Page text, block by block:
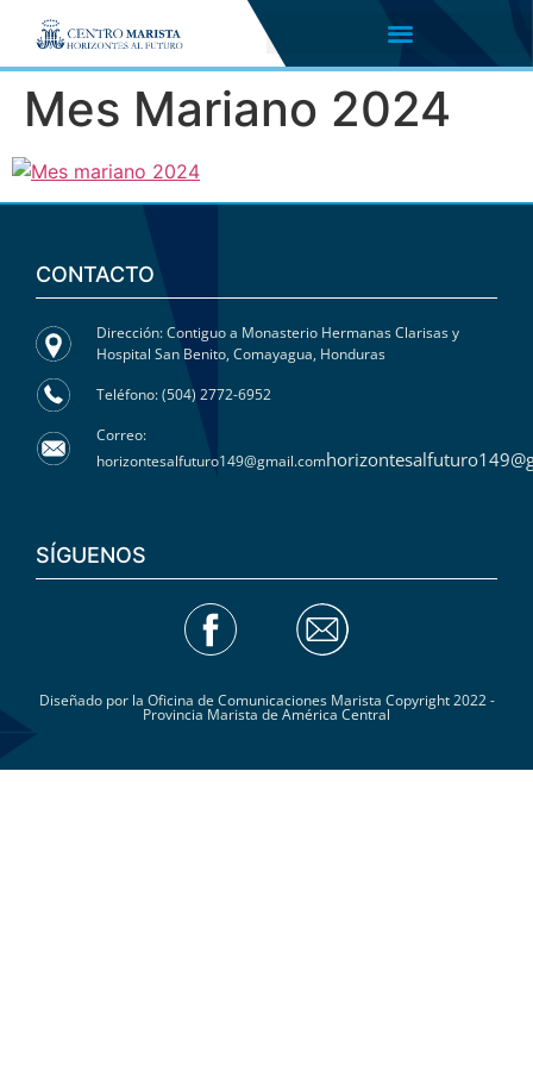
Mes Mariano 2024
CONTACTO
Dirección: Contiguo a Monasterio Hermanas Clarisas y
Hospital San Benito, Comayagua, Honduras
Teléfono: (504) 2772-6952
Correo:
horizontesalfuturo149@gmail.com
SÍGUENOS
Diseñado por la Oficina de Comunicaciones Marista Copyright 2022 -
Provincia Marista de América Central